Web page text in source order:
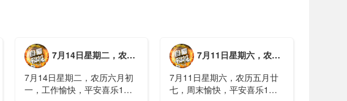
7月14日星期二，农历六月初一，工作愉快，平安喜乐
7月14日星期二，农历六月初
一，工作愉快，平安喜乐1、
7月11日星期六，农历五月廿七，周末愉快，平安喜乐
7月11日星期六，农历五月廿
七，周末愉快，平安喜乐1、